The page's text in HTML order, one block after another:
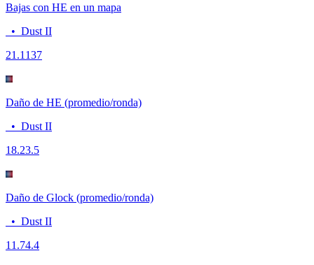
Bajas con HE en un mapa
• Dust II
21.1137
Daño de HE (promedio/ronda)
• Dust II
18.23.5
Daño de Glock (promedio/ronda)
• Dust II
11.74.4